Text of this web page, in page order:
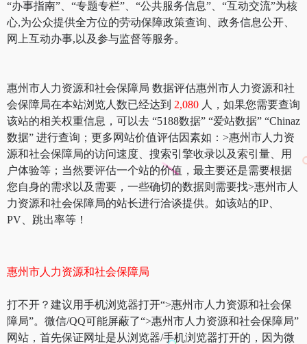
“办事指南”、“专题专栏”、“公共服务信息”、“互动交流”为核
心,为公众提供全方位的劳动保障政策查询、政务信息公开、
网上互动办事,以及参与监督等服务。
惠州市人力资源和社会保障局 数据评估惠州市人力资源和社
会保障局在本站浏览人数已经达到 2,080 人，如果您需要查询
该站的相关权重信息，可以去 “5188数据” “爱站数据” “Chinaz
数据” 进行查询；更多网站价值评估因素如：>惠州市人力资
源和社会保障局的访问速度、搜索引擎收录以及索引量、用
户体验等；当然要评估一个站的价值，最主要还是需要根据
您自身的需求以及需要，一些确切的数据则需要找>惠州市人
力资源和社会保障局的站长进行洽谈提供。如该站的IP、
PV、跳出率等！
惠州市人力资源和社会保障局
打不开？建议用手机浏览器打开“>惠州市人力资源和社会保
障局”。微信/QQ可能屏蔽了“>惠州市人力资源和社会保障局”
网站，首先保证网址是从浏览器/手机浏览器打开的，因为微